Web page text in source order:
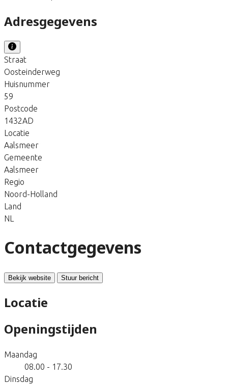
Adresgegevens
Straat
Oosteinderweg
Huisnummer
59
Postcode
1432AD
Locatie
Aalsmeer
Gemeente
Aalsmeer
Regio
Noord-Holland
Land
NL
Contactgegevens
Bekijk website Stuur bericht
Locatie
Openingstijden
Maandag
08.00 - 17.30
Dinsdag